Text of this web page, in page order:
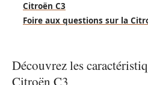
Citroën C3
Foire aux questions sur la
Découvrez les
Citroën C3